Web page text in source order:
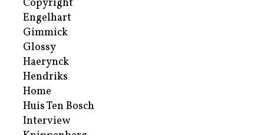
Copyright
Engelhart
Gimmick
Glossy
Haerynck
Hendriks
Home
Huis Ten Bosch
Interview